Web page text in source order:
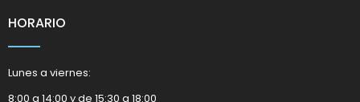
HORARIO
Lunes a viernes:
8:00 a 14:00 y de 15:30 a 18:00